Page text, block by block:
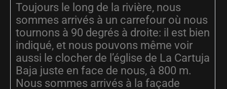
Toujours le long de la rivière, nous
sommes arrivés à un carrefour où nous
tournons à 90 degrés à droite: il est bien
indiqué, et nous pouvons même voir
aussi le clocher de l’église de La Cartuja
Baja juste en face de nous, à 800 m.
Nous sommes arrivés à la façade